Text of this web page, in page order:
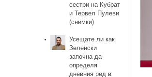
сестри на Кубрат
и Тервел Пулеви
(снимки)
Усещате ли как
Зеленски
започна да
определя
дневния ред в